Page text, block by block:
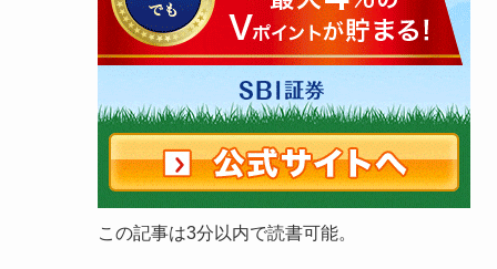
この記事は3分以内で読書可能。